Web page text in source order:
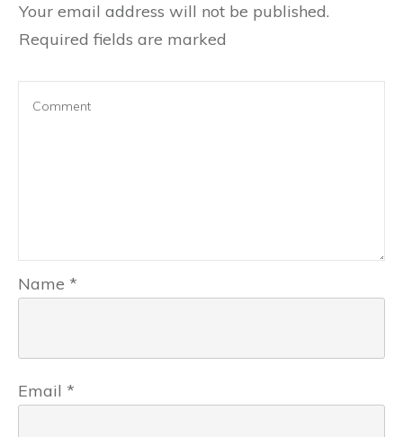
Your email address will not be published.
Required fields are marked
Name *
Email *